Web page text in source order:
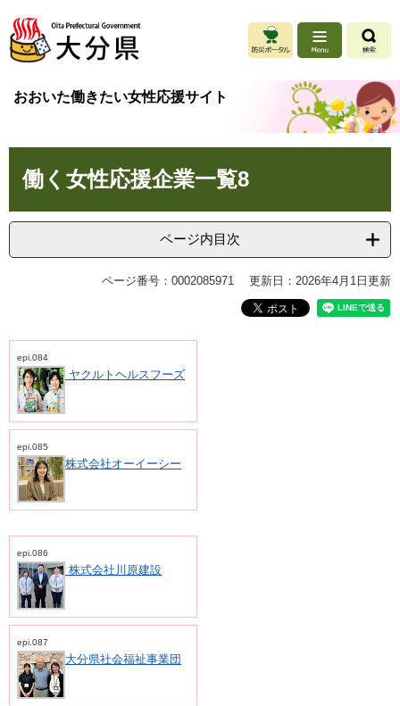
ジ
ュ
へ
おおいた働きたい女性応援サイト
働く女性応援企業一覧8
ページ内目次
ページ番号：0002085971 更新日：2026年4月1日更新
epi.084
ヤクルトヘルスフーズ
epi.085
株式会社オーイーシー
epi.086
株式会社川原建設
epi.087
大分県社会福祉事業団